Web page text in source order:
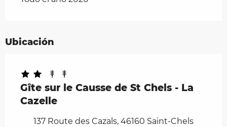
Ubicación
Gîte sur le Causse de St Chels - La
Cazelle
137 Route des Cazals, 46160 Saint-Chels